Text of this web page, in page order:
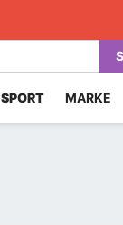
SPORT MARKE